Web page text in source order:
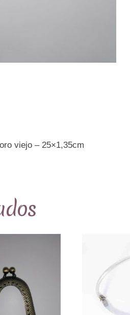
viejo – 25×1,35cm